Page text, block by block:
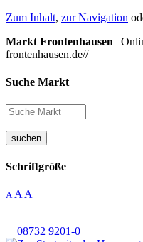
Zum Inhalt, zur Navigation
Markt Frontenhausen |
frontenhausen.de//
Suche Markt
suchen
Schriftgröße
A A A
08732 9201-0